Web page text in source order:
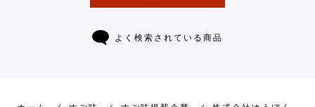
よく検索されている商品